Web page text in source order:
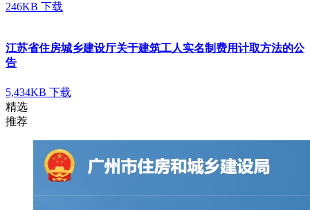
246KB 下载
江苏省住房城乡建设厅关于建筑工人实名制费用计取方法的公
告
5,434KB 下载
精选
推荐